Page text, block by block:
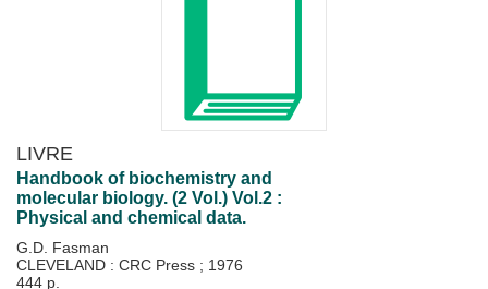
LIVRE
Handbook of biochemistry and
molecular biology. (2 Vol.) Vol.2 :
Physical and chemical data.
G.D. Fasman
CLEVELAND : CRC Press ; 1976
444 p.